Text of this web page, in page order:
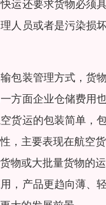
运还要求货物必须
人员或者是污染损
包装管理方式，货
方面企业仓储费用
货运的包装简单，
，主要表现在航
物或大批量货物的
，产品更趋向薄、